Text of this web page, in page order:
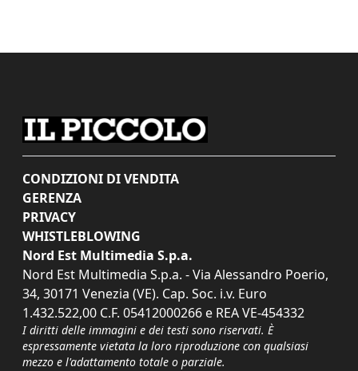
CONDIZIONI DI VENDITA
GERENZA
PRIVACY
WHISTLEBLOWING
Nord Est Multimedia S.p.a.
Nord Est Multimedia S.p.a. - Via Alessandro Poerio,
34, 30171 Venezia (VE). Cap. Soc. i.v. Euro
1.432.522,00 C.F. 05412000266 e REA VE-454332
I diritti delle immagini e dei testi sono riservati. È
espressamente vietata la loro riproduzione con qualsiasi
mezzo e l'adattamento totale o parziale.